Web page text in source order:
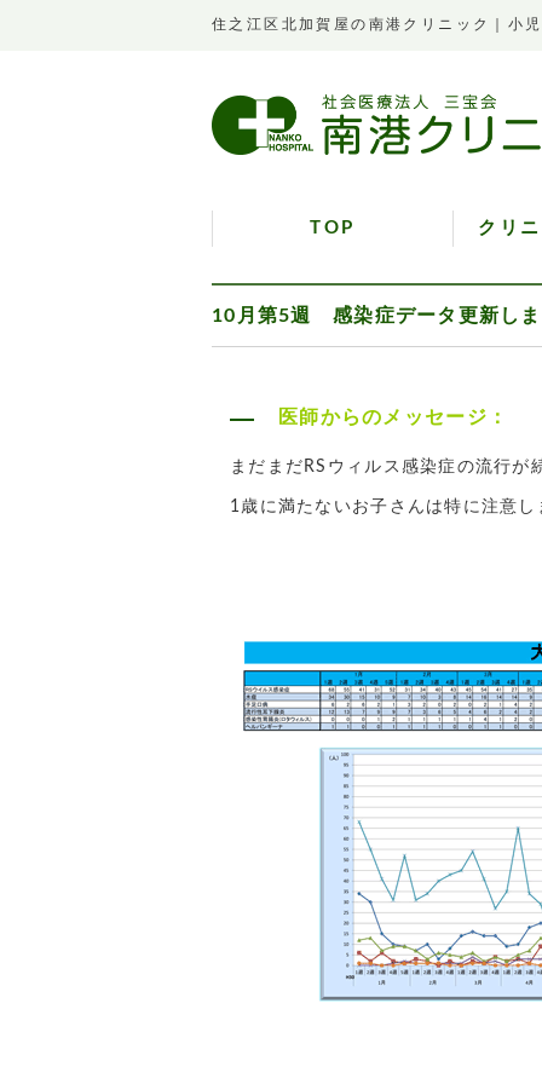
住之江区北加賀屋の南港クリニック｜小
TOP クリ
10月第5週 感染症データ更新しま
医師からのメッセージ：
まだまだRSウィルス感染症の流行が
1歳に満たないお子さんは特に注意し